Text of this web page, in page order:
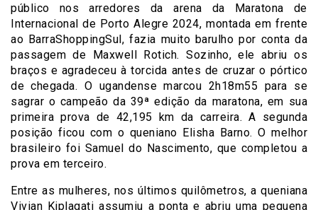
público nos arredores da arena da Maratona de
Internacional de Porto Alegre 2024, montada em frente
ao BarraShoppingSul, fazia muito barulho por conta da
passagem de Maxwell Rotich. Sozinho, ele abriu os
braços e agradeceu à torcida antes de cruzar o pórtico
de chegada. O ugandense marcou 2h18m55 para se
sagrar o campeão da 39ª edição da maratona, em sua
primeira prova de 42,195 km da carreira. A segunda
posição ficou com o queniano Elisha Barno. O melhor
brasileiro foi Samuel do Nascimento, que completou a
prova em terceiro.
Entre as mulheres, nos últimos quilômetros, a queniana
Vivian Kiplagati assumiu a ponta e abriu uma pequena